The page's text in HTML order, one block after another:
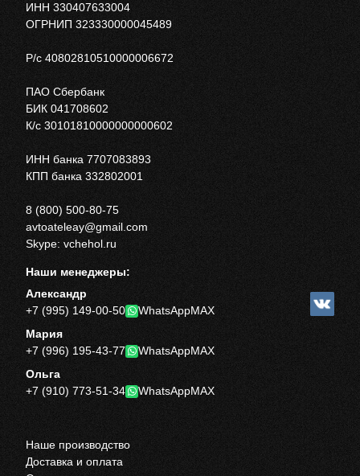
ИНН 330407633004
ОГРНИП 323330000045489
Р/с 40802810510000006672
ПАО Сбербанк
БИК 041708602
К/с 30101810000000000602
ИНН банка 7707083893
КПП банка 332802001
8 (800) 500-80-75
avtoateleay@gmail.com
Skype: vchehol.ru
Наши менеджеры:
Александр
+7 (995) 149-00-50
WhatsAppMAX
Мария
+7 (996) 195-43-77
WhatsAppMAX
Ольга
+7 (910) 773-51-34
WhatsAppMAX
Наше производство
Доставка и оплата